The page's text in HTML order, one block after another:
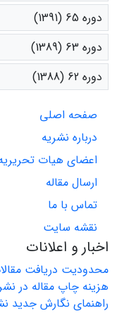
دوره 65 (1391)
دوره 63 (1389)
دوره 62 (1388)
صفحه اصلی
درباره نشریه
اعضای هیات
ارسال مقاله
تماس با ما
نقشه سایت
اخبار و اعلانات
محدودیت دریافت
هزینه چاپ مقاله در
راهنمای نگارش جدید